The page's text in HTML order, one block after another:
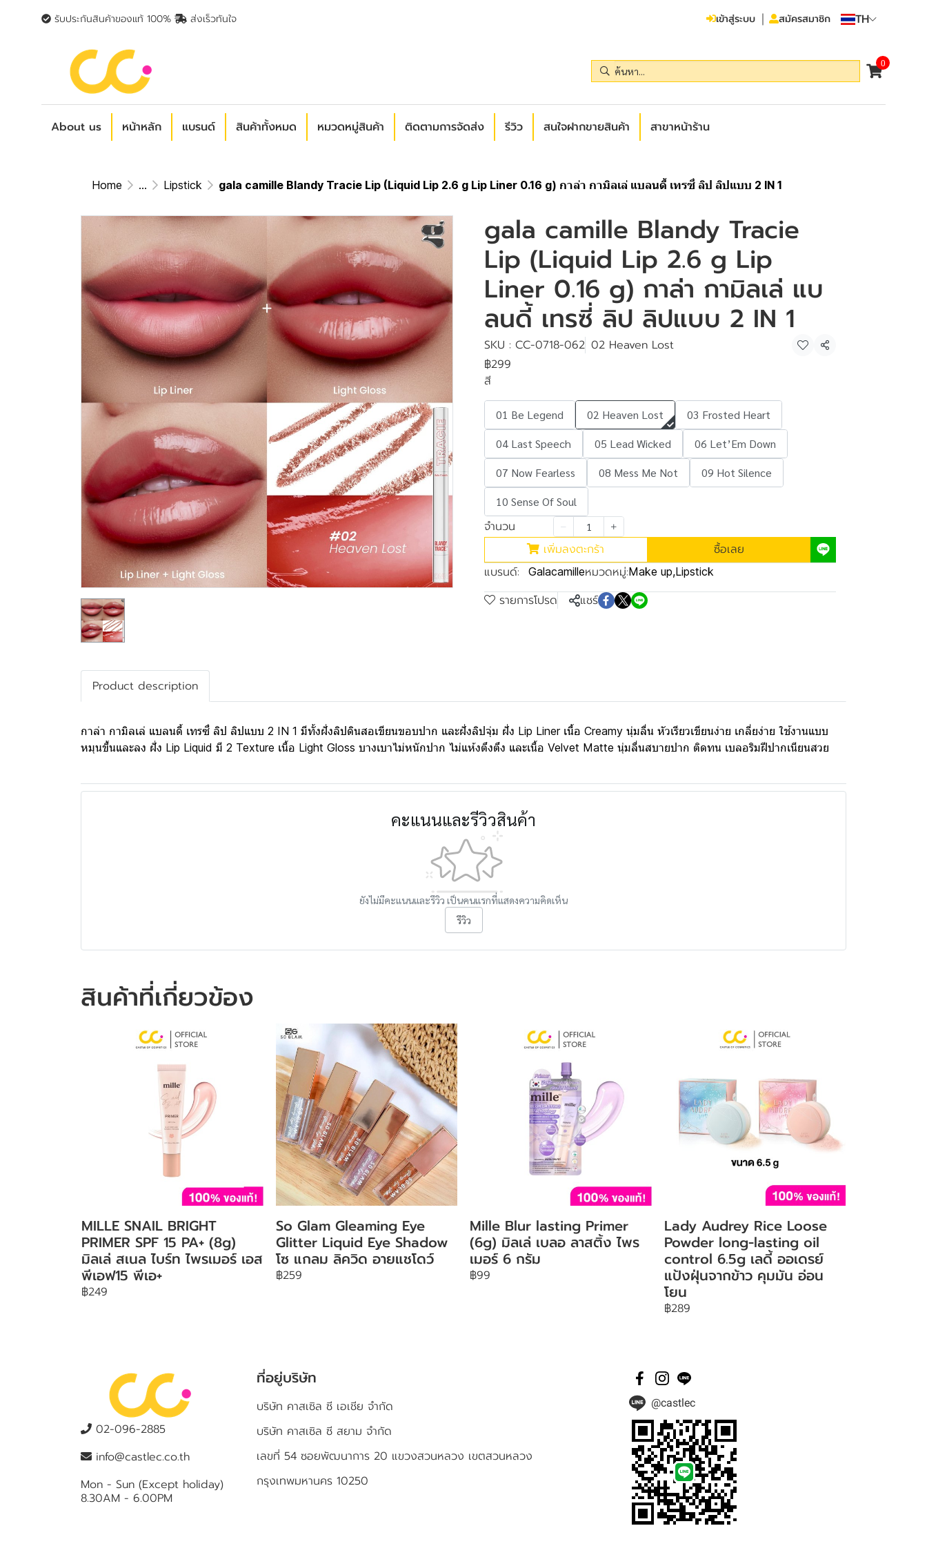
รับประกันสินค้าของแท้ 100% ส่งเร็วทันใจ เข้าสู่ระบบ สมัครสมาชิก TH
0
About us หน้าหลัก แบรนด์ สินค้าทั้งหมด หมวดหมู่สินค้า ติดตามการจัดส่ง รีวิว สนใจฝากขายสินค้า สาขาหน้าร้าน
Home ... Lipstick gala camille Blandy Tracie Lip (Liquid Lip 2.6 g Lip Liner 0.16 g) กาล่า กามิลเล่ แบลนดี้ เทรซี่ ลิป ลิปแบบ 2 IN 1
gala camille Blandy Tracie
Lip (Liquid Lip 2.6 g Lip
Liner 0.16 g) กาล่า กามิลเล่ แบ
ลนดี้ เทรซี่ ลิป ลิปแบบ 2 IN 1
SKU : CC-0718-062 02 Heaven Lost
แชร์
฿299
สี
01 Be Legend 02 Heaven Lost
03 Frosted Heart
04 Last Speech
05 Lead Wicked
06 Let’Em Down
07 Now Fearless
08 Mess Me Not
09 Hot Silence
10 Sense Of Soul
จำนวน
เพิ่มลงตะกร้า
ซื้อเลย
แบรนด์:
Galacamilleหมวดหมู่:Make up,Lipstick
รายการโปรด แชร์
Product description
กาล่า กามิลเล่ แบลนดี้ เทรซี่ ลิป ลิปแบบ 2 IN 1 มีทั้งฝั่งลิปดินสอเขียนขอบปาก และฝั่งลิปจุ่ม ฝั่ง Lip Liner เนื้อ Creamy นุ่มลื่น หัวเรียวเขียนง่าย เกลี่ยง่าย ใช้งานแบบ
หมุนขึ้นและลง ฝั่ง Lip Liquid มี 2 Texture เนื้อ Light Gloss บางเบาไม่หนักปาก ไม่แห้งตึงตึง และเนื้อ Velvet Matte นุ่มลื่นสบายปาก ติดทน เบลอริมฝีปากเนียนสวย
คะแนนและรีวิวสินค้า
ยังไม่มีคะแนนและรีวิว เป็นคนแรกที่แสดงความคิดเห็น
รีวิว
สินค้าที่เกี่ยวข้อง
MILLE SNAIL BRIGHT
PRIMER SPF 15 PA+ (8g)
มิลเล่ สเนล ไบร์ท ไพรเมอร์ เอส
พีเอฟ15 พีเอ+
฿249
So Glam Gleaming Eye
Glitter Liquid Eye Shadow
โซ แกลม ลิควิด อายแชโดว์
฿259
Mille Blur lasting Primer
(6g) มิลเล่ เบลอ ลาสติ้ง ไพร
เมอร์ 6 กรัม
฿99
Lady Audrey Rice Loose
Powder long-lasting oil
control 6.5g เลดี้ ออเดรย์
แป้งฝุ่นจากข้าว คุมมัน อ่อน
โยน
฿289
02-096-2885
info@castlec.co.th
Mon - Sun (Except holiday)
8.30AM - 6.00PM
ที่อยู่บริษัท
บริษัท คาสเซิล ซี เอเชีย จำกัด
บริษัท คาสเซิล ซี สยาม จำกัด
เลขที่ 54 ซอยพัฒนาการ 20 แขวงสวนหลวง เขตสวนหลวง
กรุงเทพมหานคร 10250
@castlec